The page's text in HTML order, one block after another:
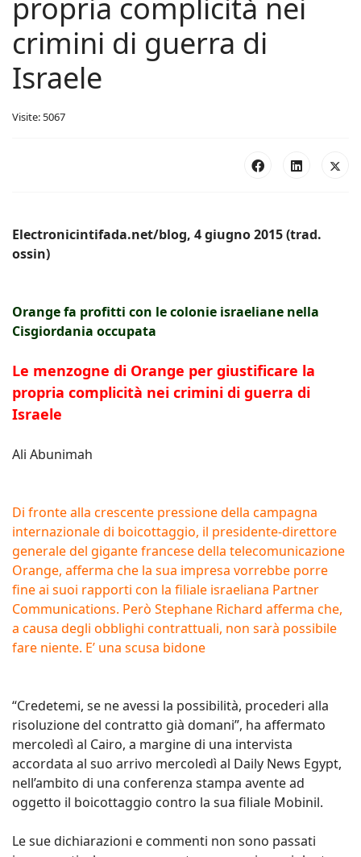
propria complicità nei
crimini di guerra di
Israele
Visite: 5067
Electronicintifada.net/blog, 4 giugno 2015 (trad.
ossin)
Orange fa profitti con le colonie israeliane nella
Cisgiordania occupata
Le menzogne di Orange per giustificare la
propria complicità nei crimini di guerra di
Israele
Ali Abunimah
Di fronte alla crescente pressione della campagna
internazionale di boicottaggio, il presidente-direttore
generale del gigante francese della telecomunicazione
Orange, afferma che la sua impresa vorrebbe porre
fine ai suoi rapporti con la filiale israeliana Partner
Communications. Però Stephane Richard afferma che,
a causa degli obblighi contrattuali, non sarà possibile
fare niente. E’ una scusa bidone
“Credetemi, se ne avessi la possibilità, procederi alla
risoluzione del contratto già domani”, ha affermato
mercoledì al Cairo, a margine di una intervista
accordata al suo arrivo mercoledì al Daily News Egypt,
nell’ambito di una conferenza stampa avente ad
oggetto il boicottaggio contro la sua filiale Mobinil.
Le sue dichiarazioni e commenti non sono passati